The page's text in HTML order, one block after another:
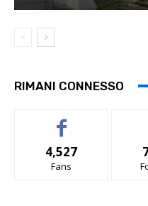
RIMANI CONNESSO
4,527
Fans